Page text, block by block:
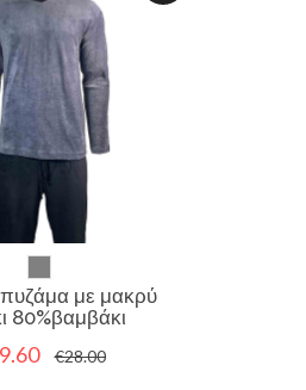
με μακρύ
80%βαμβάκι
€28.00